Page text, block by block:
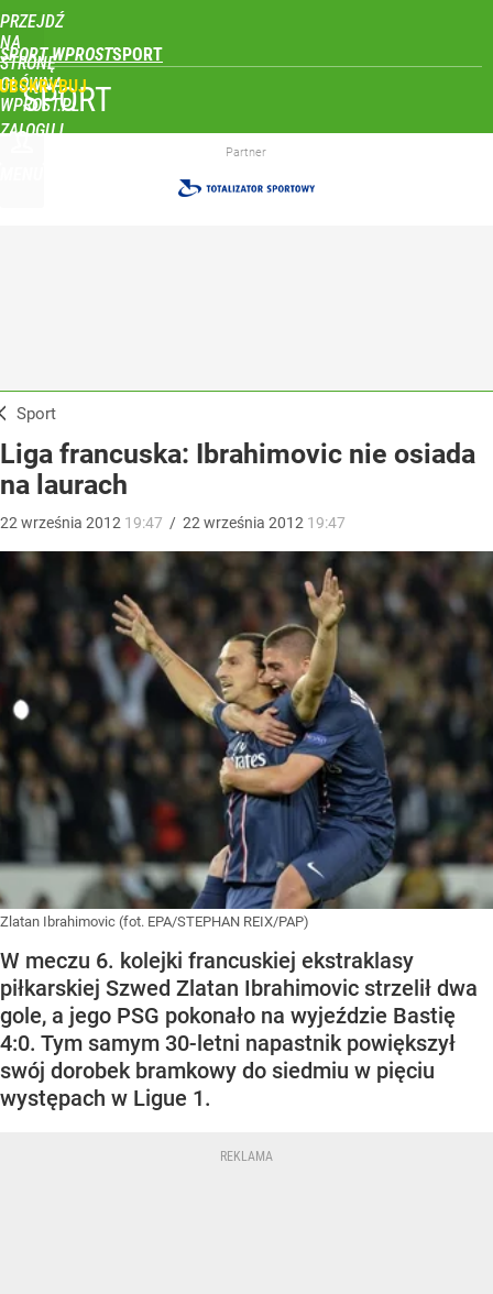
PRZEJDŹ
NA
STRONĘ
GŁÓWNĄ
WPROST.PL
SPORT WPROST
ZALOGUJ
SPORT
Partner
Sport
Liga francuska: Ibrahimovic nie osiada
na laurach
22 września 2012 19:47 / 22 września 2012 19:47
Zlatan Ibrahimovic (fot. EPA/STEPHAN REIX/PAP)
W meczu 6. kolejki francuskiej ekstraklasy
piłkarskiej Szwed Zlatan Ibrahimovic strzelił dwa
gole, a jego PSG pokonało na wyjeździe Bastię
4:0. Tym samym 30-letni napastnik powiększył
swój dorobek bramkowy do siedmiu w pięciu
występach w Ligue 1.